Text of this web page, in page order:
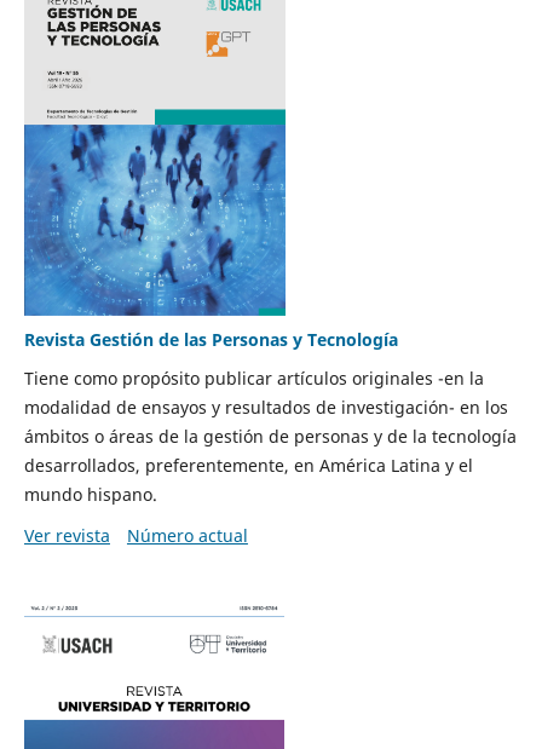
Revista Gestión de las Personas y Tecnología
Tiene como propósito publicar artículos originales -en la
modalidad de ensayos y resultados de investigación- en los
ámbitos o áreas de la gestión de personas y de la tecnología
desarrollados, preferentemente, en América Latina y el
mundo hispano.
Ver revista
Número actual